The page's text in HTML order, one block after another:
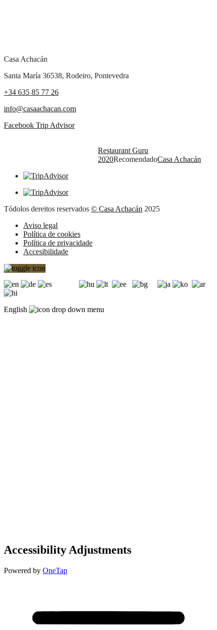
Casa Achacán
Santa María 36538, Rodeiro, Pontevedra
+34 635 85 77 26
info@casaachacan.com
Facebook Trip Advisor
Restaurant Guru
2020RecomendadoCasa Achacán
Tódolos dereitos reservados © Casa Achacán 2025
Aviso legal
Política de cookies
Política de privacidade
Accesibilidade
English
Accessibility Adjustments
Powered by OneTap